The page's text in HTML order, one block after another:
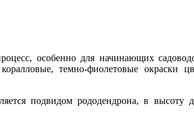
особенно для начинающих
темно-фиолетовые окраски
подвидом рододендрона, в